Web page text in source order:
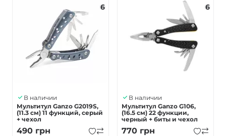
6
В наличии
Мультитул Ganzo G2019S,
(11.3 см) 11 функций, серый
+ чехол
490 грн
6
В наличии
Мультитул Ganzo G106,
(16.5 см) 22 функции,
черный + биты и чехол
770 грн